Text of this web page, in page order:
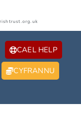
CAEL HELP
CYFRANNU